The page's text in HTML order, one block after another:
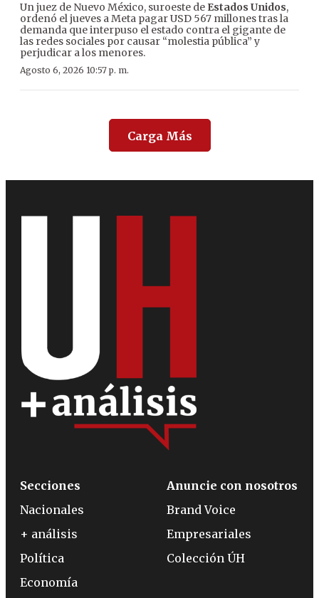
Un juez de Nuevo México, suroeste de Estados Unidos,
ordenó el jueves a Meta pagar USD 567 millones tras la
demanda que interpuso el estado contra el gigante de
las redes sociales por causar “molestia pública” y
perjudicar a los menores.
Agosto 6, 2026 10:57 p. m.
Carga Más
Secciones
Nacionales
+ análisis
Política
Economía
Anuncie con nosotros
Brand Voice
Empresariales
Colección ÚH